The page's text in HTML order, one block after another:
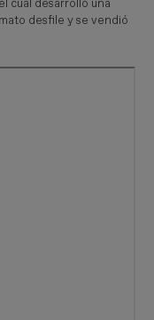
cual desarrolló una
desfile y se vendió